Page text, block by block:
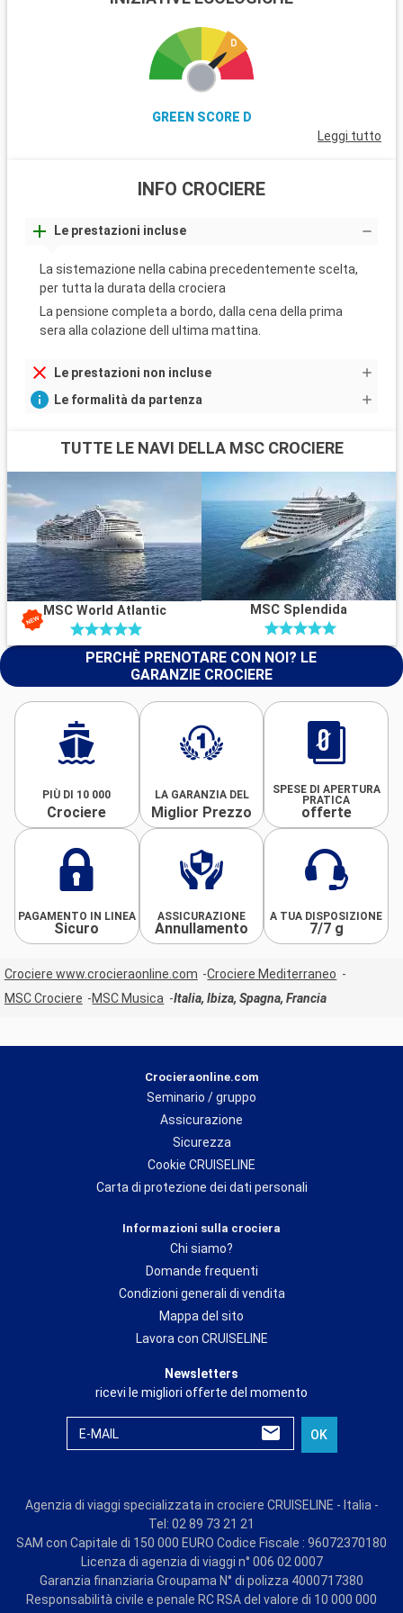
GREEN SCORE D
Leggi tutto
INFO CROCIERE
Le prestazioni incluse
La sistemazione nella cabina precedentemente scelta,
per tutta la durata della crociera
La pensione completa a bordo, dalla cena della prima
sera alla colazione dell ultima mattina.
Le prestazioni non incluse
Le formalità da partenza
TUTTE LE NAVI DELLA MSC CROCIERE
MSC World Atlantic MSC Splendida
PERCHÈ PRENOTARE CON NOI? LE
GARANZIE CROCIERE
PIÙ DI 10 000
Crociere
LA GARANZIA DEL
Miglior Prezzo
SPESE DI APERTURA
PRATICA
offerte
PAGAMENTO IN LINEA
Sicuro
ASSICURAZIONE
Annullamento
A TUA DISPOSIZIONE
7/7 g
Crociere www.crocieraonline.com
Crociere Mediterraneo
MSC Crociere
MSC Musica Italia, Ibiza, Spagna, Francia
Crocieraonline.com
Seminario / gruppo
Assicurazione
Sicurezza
Cookie CRUISELINE
Carta di protezione dei dati personali
Informazioni sulla crociera
Chi siamo?
Domande frequenti
Condizioni generali di vendita
Mappa del sito
Lavora con CRUISELINE
Newsletters
ricevi le migliori offerte del momento
E-MAIL OK
Agenzia di viaggi specializzata in crociere CRUISELINE - Italia -
Tel: 02 89 73 21 21
SAM con Capitale di 150 000 EURO Codice Fiscale : 96072370180
Licenza di agenzia di viaggi n° 006 02 0007
Garanzia finanziaria Groupama N° di polizza 4000717380
Responsabilità civile e penale RC RSA del valore di 10 000 000